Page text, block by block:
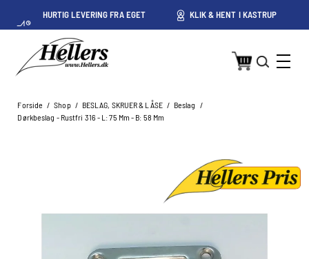
HURTIG LEVERING FRA EGET
LAGER I KASTRUP
KLIK & HENT I KASTRUP
Forside / Shop / BESLAG, SKRUER & LÅSE / Beslag /
Dørkbeslag - Rustfri 316 - L: 75 Mm - B: 58 Mm